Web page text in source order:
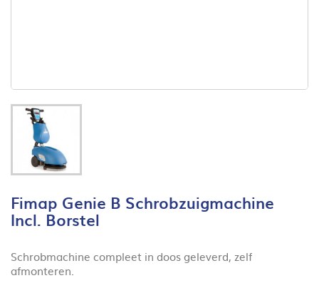
Fimap Genie B Schrobzuigmachine
Incl. Borstel
Schrobmachine compleet in doos geleverd, zelf
afmonteren.